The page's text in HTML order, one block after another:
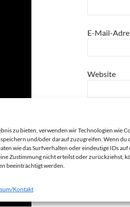
zu bieten, verwenden wir Technologien wie
und/oder darauf zuzugreifen. Wenn du
wie das Surfverhalten oder eindeutige IDs auf
Zustimmung nicht erteilst oder zurückziehst,
beeinträchtigt werden.
Kontakt
E-Mail-
Website